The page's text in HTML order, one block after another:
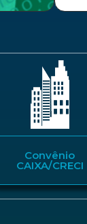
Convênio
CAIXA/CRECI